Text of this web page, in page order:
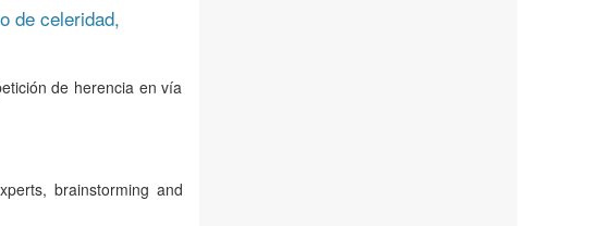
de celeridad,
de herencia en vía
brainstorming and